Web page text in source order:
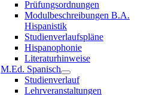
Prüfungsordnungen
Modulbeschreibungen B.A.
Hispanistik
Studienverlaufspläne
Hispanophonie
Literaturhinweise
M.Ed. Spanisch
Studienverlauf
Lehrveranstaltungen